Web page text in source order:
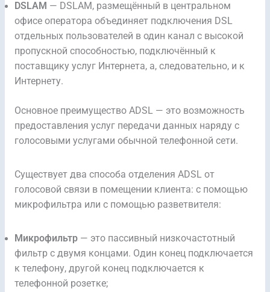
DSLAM — DSLAM, размещённый в центральном
офисе оператора объединяет подключения DSL
отдельных пользователей в один канал с высокой
пропускной способностью, подключённый к
поставщику услуг Интернета, а, следовательно, и к
Интернету.
Основное преимущество ADSL — это возможность
предоставления услуг передачи данных наряду с
голосовыми услугами обычной телефонной сети.
Существует два способа отделения ADSL от
голосовой связи в помещении клиента: с помощью
микрофильтра или с помощью разветвителя:
Микрофильтр— это пассивный низкочастотный
фильтр с двумя концами. Один конец подключается
к телефону, другой конец подключается к
телефонной розетке;